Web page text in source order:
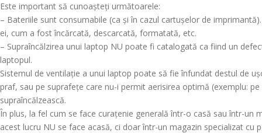
Este important să cunoașteți următoarele:
– Bateriile sunt consumabile (ca și în cazul cartușelor de
ei, cum a fost încărcată, descarcată, formatată, etc.
– Supraîncălzirea unui laptop NU poate fi catalogată ca fiind un
laptopul.
Sistemul de ventilație a unui laptop poate să fie înfundat destul de
praf, sau pe suprafețe care nu-i permit aerisirea optimă (exemplu:
supraîncălzească.
În plus, la fel cum se face curațenie generală într-o casă sau într-
acest lucru NU se face acasă, ci doar într-un magazin specializat